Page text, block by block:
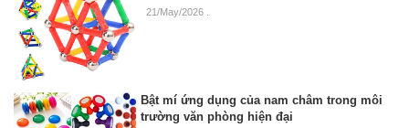
21/May/2026
Bật mí ứng dụng của nam châm trong môi
trường văn phòng hiện đại